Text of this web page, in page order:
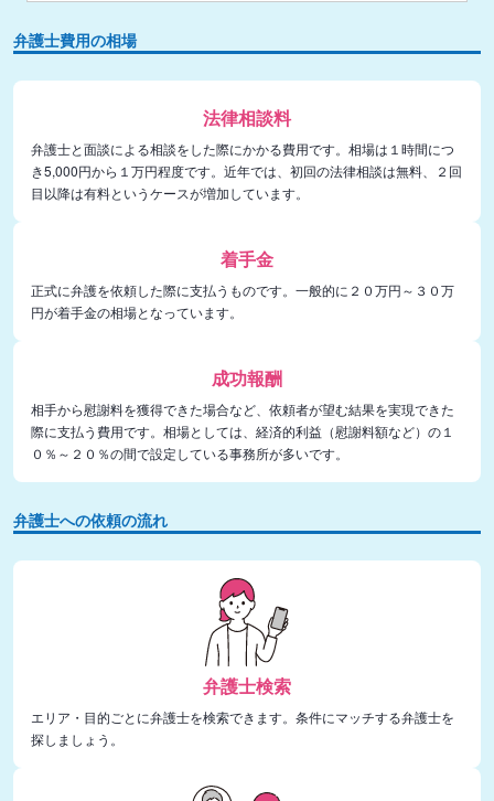
弁護士費用の相場
法律相談料
弁護士と面談による相談をした際にかかる費用です。相場は１時間につ
き5,000円から１万円程度です。近年では、初回の法律相談は無料、２回
目以降は有料というケースが増加しています。
着手金
正式に弁護を依頼した際に支払うものです。一般的に２０万円～３０万
円が着手金の相場となっています。
成功報酬
相手から慰謝料を獲得できた場合など、依頼者が望む結果を実現できた
際に支払う費用です。相場としては、経済的利益（慰謝料額など）の１
０％～２０％の間で設定している事務所が多いです。
弁護士への依頼の流れ
弁護士検索
エリア・目的ごとに弁護士を検索できます。条件にマッチする弁護士を
探しましょう。